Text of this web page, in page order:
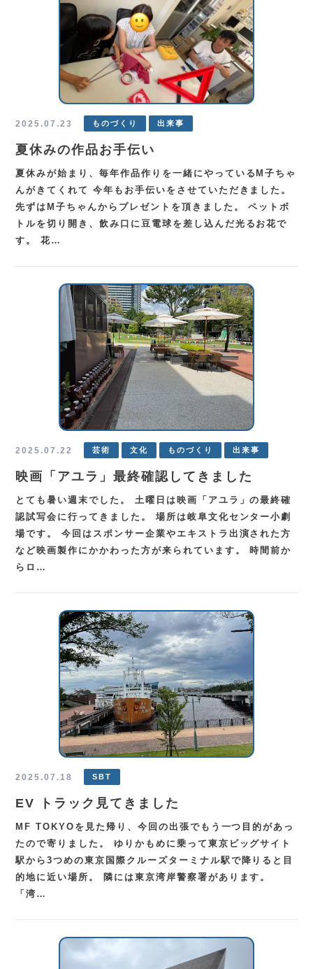
2025.07.23 ものづくり 出来事
夏休みの作品お手伝い
夏休みが始まり、毎年作品作りを一緒にやっているM子ちゃ
んがきてくれて 今年もお手伝いをさせていただきました。
先ずはM子ちゃんからプレゼントを頂きました。 ペットボ
トルを切り開き、飲み口に豆電球を差し込んだ光るお花で
す。 花…
2025.07.22 芸術 文化 ものづくり 出来事
映画「アユラ」最終確認してきました
とても暑い週末でした。 土曜日は映画「アユラ」の最終確
認試写会に行ってきました。 場所は岐阜文化センター小劇
場です。 今回はスポンサー企業やエキストラ出演された方
など映画製作にかかわった方が来られています。 時間前か
らロ…
2025.07.18 SBT
EV トラック見てきました
MF TOKYOを見た帰り、今回の出張でもう一つ目的があっ
たので寄りました。 ゆりかもめに乗って東京ビッグサイト
駅から3つめの東京国際クルーズターミナル駅で降りると目
的地に近い場所。 隣には東京湾岸警察署があります。
「湾…